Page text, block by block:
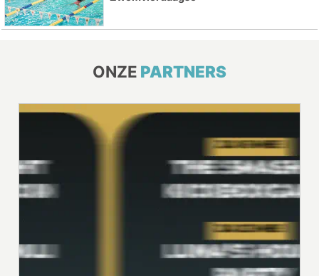
ONZE PARTNERS